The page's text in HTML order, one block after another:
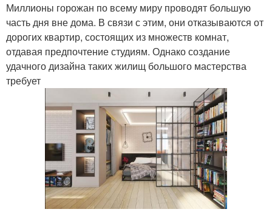
Миллионы горожан по всему миру проводят большую
часть дня вне дома. В связи с этим, они отказываются от
дорогих квартир, состоящих из множеств комнат,
отдавая предпочтение студиям. Однако создание
удачного дизайна таких жилищ большого мастерства
требует